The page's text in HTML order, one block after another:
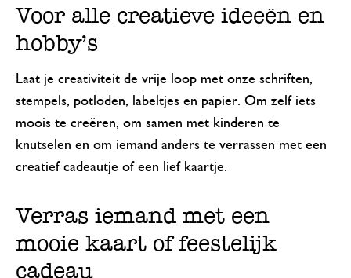
Voor alle creatieve ideeën en
hobby’s
Laat je creativiteit de vrije loop met onze schriften,
stempels, potloden, labeltjes en papier. Om zelf iets
moois te creëren, om samen met kinderen te
knutselen en om iemand anders te verrassen met een
creatief cadeautje of een lief kaartje.
Verras iemand met een
mooie kaart of feestelijk
cadeau